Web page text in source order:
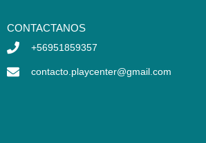
CONTACTANOS
+56951859357
contacto.playcenter@gmail.com